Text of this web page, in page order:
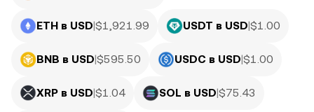
ETH в USD|$1,921.99 USDT в USD|$1.00
BNB в USD|$595.50 USDC в USD|$1.00
XRP в USD|$1.04 SOL в USD|$75.43